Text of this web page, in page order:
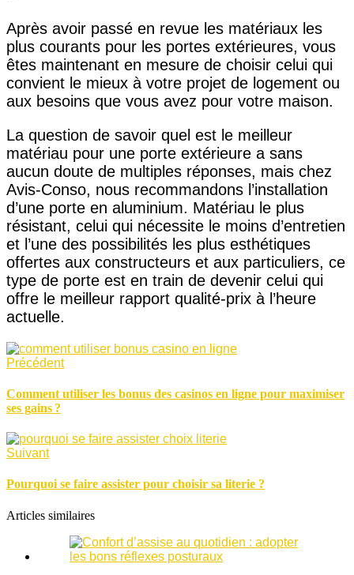
Après avoir passé en revue les matériaux les
plus courants pour les portes extérieures, vous
êtes maintenant en mesure de choisir celui qui
convient le mieux à votre projet de logement ou
aux besoins que vous avez pour votre maison.
La question de savoir quel est le meilleur
matériau pour une porte extérieure a sans
aucun doute de multiples réponses, mais chez
Avis-Conso, nous recommandons l’installation
d’une porte en aluminium. Matériau le plus
résistant, celui qui nécessite le moins d’entretien
et l’une des possibilités les plus esthétiques
offertes aux constructeurs et aux particuliers, ce
type de porte est en train de devenir celui qui
offre le meilleur rapport qualité-prix à l’heure
actuelle.
Précédent
Comment utiliser les bonus des casinos en ligne pour maximiser
ses gains ?
Suivant
Pourquoi se faire assister pour choisir sa literie ?
Articles similaires